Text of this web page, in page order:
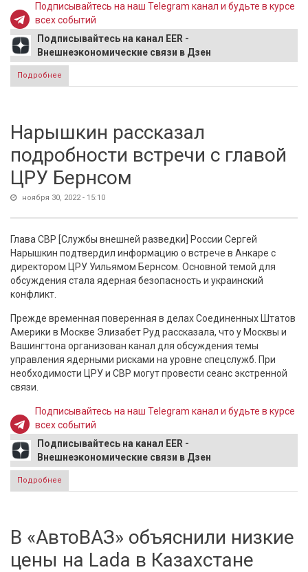
Подписывайтесь на наш Telegram канал и будьте в курсе
всех событий
Подписывайтесь на канал EER -
Внешнеэкономические связи в Дзен
Подробнее
нефть
Нарышкин рассказал
подробности встречи с главой
ЦРУ Бернсом
ноября 30, 2022 - 15:10
Глава СВР [Службы внешней разведки] России Сергей
Нарышкин подтвердил информацию о встрече в Анкаре с
директором ЦРУ Уильямом Бернсом. Основной темой для
обсуждения стала ядерная безопасность и украинский
конфликт.
Прежде временная поверенная в делах Соединенных Штатов
Америки в Москве Элизабет Руд рассказала, что у Москвы и
Вашингтона организован канал для обсуждения темы
управления ядерными рисками на уровне спецслужб. При
необходимости ЦРУ и СВР могут провести сеанс экстренной
связи.
Подписывайтесь на наш Telegram канал и будьте в курсе
всех событий
Подписывайтесь на канал EER -
Внешнеэкономические связи в Дзен
Подробнее
ЦРУ Бернсом
В «АвтоВАЗ» объяснили низкие
цены на Lada в Казахстане